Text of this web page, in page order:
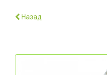
Назад